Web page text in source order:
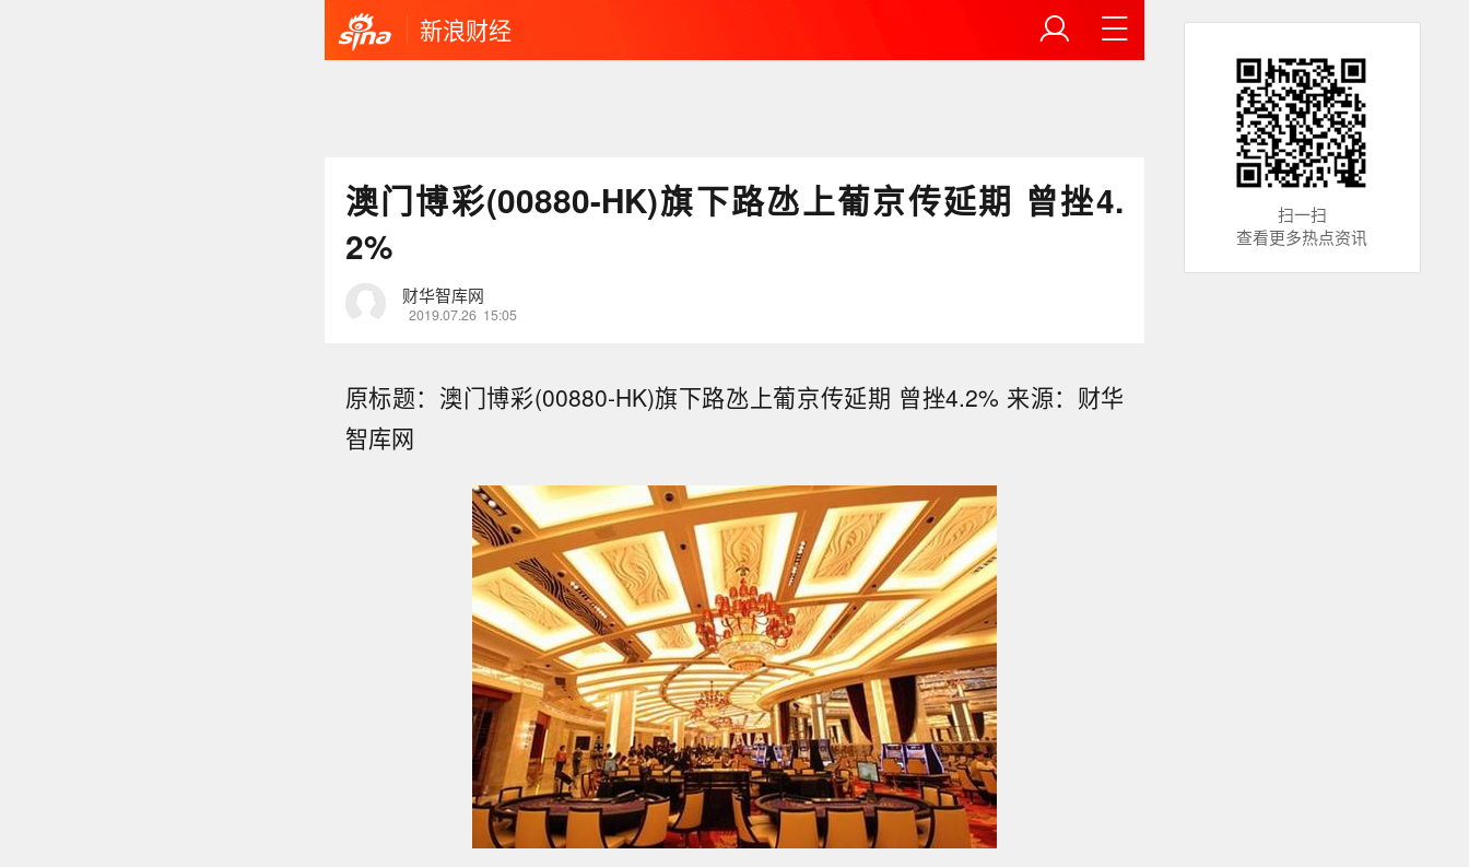
新浪财经
澳门博彩(00880-HK)旗下路氹上葡京传延期 曾挫4.
2%
财华智库网
2019.07.26 15:05
原标题：澳门博彩(00880-HK)旗下路氹上葡京传延期 曾挫4.2% 来源：财华
智库网
扫一扫
查看更多热点资讯